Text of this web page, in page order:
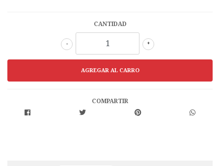
CANTIDAD
+
-
COMPARTIR